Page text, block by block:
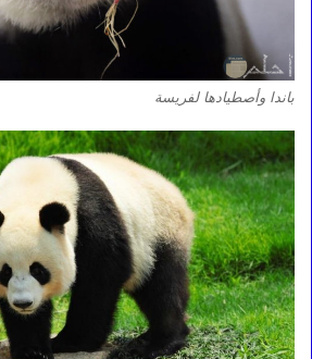
باندا وأصطيادها لفريسة